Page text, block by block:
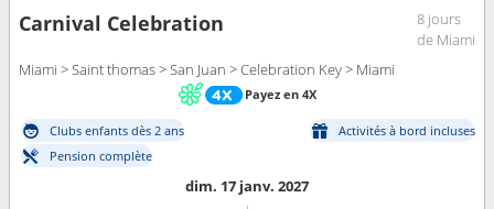
Carnival Celebration
8 jours
de Miami
Miami > Saint thomas > San Juan > Celebration Key > Miami
Payez en 4X
Clubs enfants dès 2 ans
Activités à bord incluses
Pension complète
dim. 17 janv. 2027